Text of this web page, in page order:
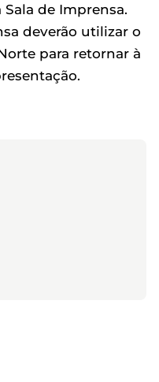
de Imprensa.
deverão utilizar o
para retornar à